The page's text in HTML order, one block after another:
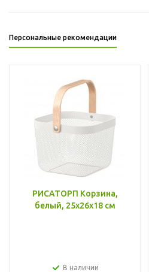
Персональные рекомендации
РИСАТОРП Корзина,
белый, 25x26x18 см
В наличии